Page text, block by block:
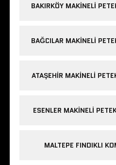
BAKIRKÖY MAKINELI
BAĞCILAR MAKINELI
ATAŞEHIR MAKINELI
ESENLER MAKINELI
MALTEPE FINDIKLI